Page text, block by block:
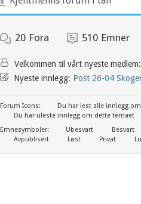
20 Fora 510 Emner
Velkommen til vårt nyeste medlem:
Nyeste innlegg: Post 26-04
Forum Icons:
Du har lest alle innlegg
Du har uleste innlegg om dette temaet
Emnesymboler:
Ubesvart Besvart
Avpublisert
Løst Privat